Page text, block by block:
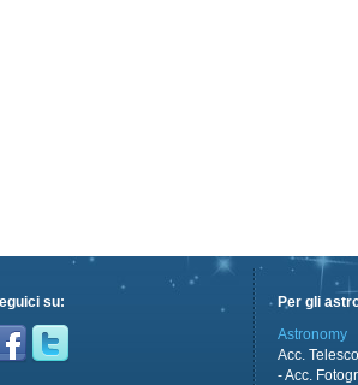
su:
Per gli
Astronomy
Acc.
-Acc.